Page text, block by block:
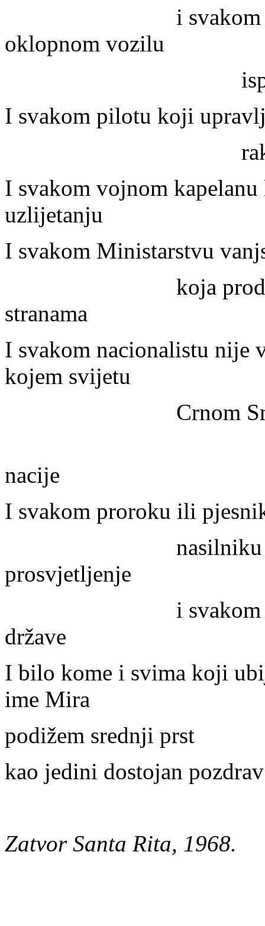
i svakom
oklopnom vozilu
ispunjenom
I svakom pilotu koji
rakete i
I svakom vojnom
uzlijetanju
I svakom Ministarstvu
koja prodaje
stranama
I svakom nacionalistu nije
kojem svijetu
Crnom
nacije
I svakom proroku ili
nasilniku koji
prosvjetljenje
i svakom
države
I bilo kome i svima koji
ime Mira
podižem srednji prst
kao jedini dostojan pozdrav
Zatvor Santa Rita, 1968.